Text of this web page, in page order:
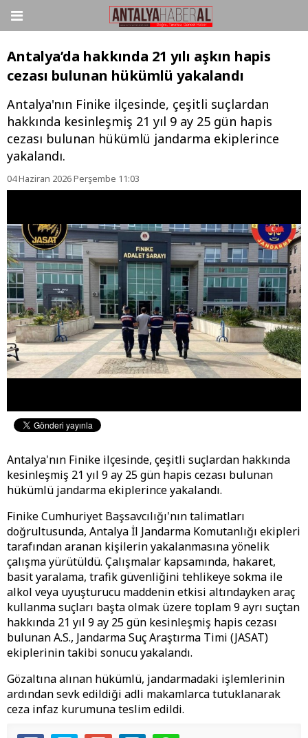
Antalya’da hakkında 21 yılı aşkın hapis
cezası bulunan hükümlü yakalandı
Antalya'nın Finike ilçesinde, çeşitli suçlardan
hakkında kesinleşmiş 21 yıl 9 ay 25 gün hapis
cezası bulunan hükümlü jandarma ekiplerince
yakalandı.
04 Haziran 2026 Perşembe 11:03
Antalya'nın Finike ilçesinde, çeşitli suçlardan hakkında
kesinleşmiş 21 yıl 9 ay 25 gün hapis cezası bulunan
hükümlü jandarma ekiplerince yakalandı.
Finike Cumhuriyet Başsavcılığı'nın talimatları
doğrultusunda, Antalya İl Jandarma Komutanlığı ekipleri
tarafından aranan kişilerin yakalanmasına yönelik
çalışma yürütüldü. Çalışmalar kapsamında, hakaret,
basit yaralama, trafik güvenliğini tehlikeye sokma ile
alkol veya uyuşturucu maddenin etkisi altındayken araç
kullanma suçları başta olmak üzere toplam 9 ayrı suçtan
hakkında 21 yıl 9 ay 25 gün kesinleşmiş hapis cezası
bulunan A.S., Jandarma Suç Araştırma Timi (JASAT)
ekiplerinin takibi sonucu yakalandı.
Gözaltına alınan hükümlü, jandarmadaki işlemlerinin
ardından sevk edildiği adli makamlarca tutuklanarak
ceza infaz kurumuna teslim edildi.